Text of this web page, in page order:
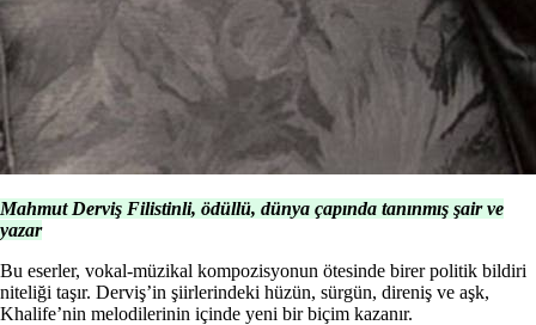
Mahmut Derviş Filistinli, ödüllü, dünya çapında tanınmış şair ve
yazar
Bu eserler, vokal-müzikal kompozisyonun ötesinde birer politik bildiri
niteliği taşır. Derviş’in şiirlerindeki hüzün, sürgün, direniş ve aşk,
Khalife’nin melodilerinin içinde yeni bir biçim kazanır.